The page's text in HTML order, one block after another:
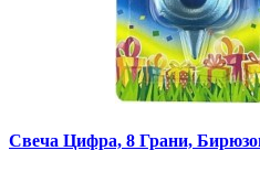
Свеча Цифра, 8 Грани,